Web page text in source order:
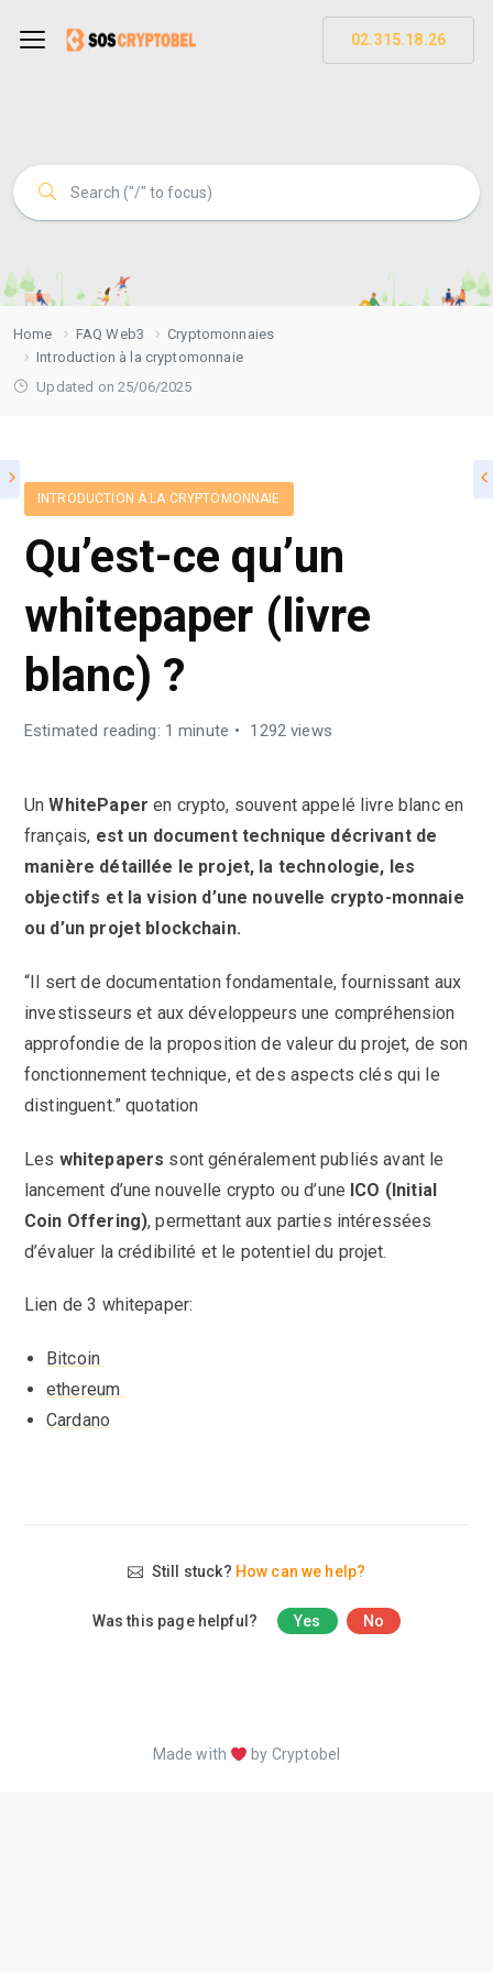
02.315.18.26
Home FAQ Web3
Cryptomonnaies
Introduction à la cryptomonnaie
Updated on 25/06/2025
INTRODUCTION À LA CRYPTOMONNAIE
Qu’est-ce qu’un
whitepaper (livre
blanc) ?
Estimated reading: 1 minute 1292 views
UnWhitePaper en crypto, souvent appelé livre blanc en
français, est un document technique décrivant de
manière détaillée le projet, la technologie, les
objectifs et la vision d’une nouvelle crypto-monnaie
ou d’un projet blockchain.
“Il sert de documentation fondamentale, fournissant aux
investisseurs et aux développeurs une compréhension
approfondie de la proposition de valeur du projet, de son
fonctionnement technique, et des aspects clés qui le
distinguent.” quotation
Les whitepapers sont généralement publiés avant le
lancement d’une nouvelle crypto ou d’une ICO (Initial
Coin Offering), permettant aux parties intéressées
d’évaluer la crédibilité et le potentiel du projet.
Lien de 3 whitepaper:
Bitcoin
ethereum
Cardano
Still stuck? How can we help?
Was this page helpful? Yes No
Made with by Cryptobel